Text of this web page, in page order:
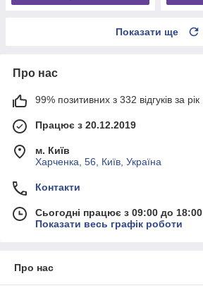
Показати ще
Про нас
99% позитивних з 332 відгуків за рік
Працює з 20.12.2019
м. Київ
Харченка, 56, Київ, Україна
Контакти
Сьогодні працює з 09:00 до 18:00
Показати весь графік роботи
Про нас